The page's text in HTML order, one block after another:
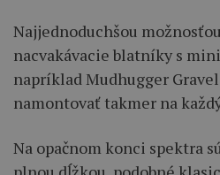
Najjednoduchšou
nacvakávacie blatníky s
napríklad Mudhugger
namontovať takmer na
Na opačnom konci spektra